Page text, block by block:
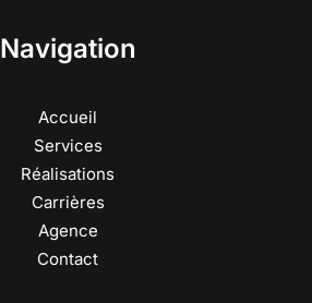
Navigation
Accueil
Services
Réalisations
Carrières
Agence
Contact